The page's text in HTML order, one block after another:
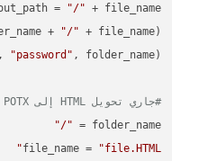
=
"/"
+
"/"
"password"
#جاري تحويل HTML إلى POTX
folder_name =
"/"
file_name =
"file.HTML"